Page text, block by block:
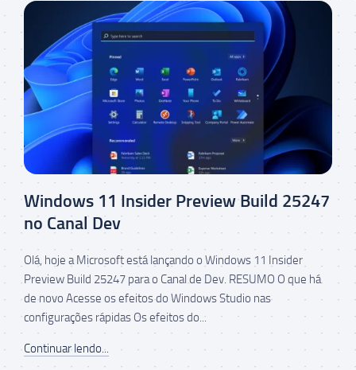
Windows 11 Insider Preview Build 25247
no Canal Dev
Olá, hoje a Microsoft está lançando o Windows 11 Insider
Preview Build 25247 para o Canal de Dev. RESUMO O que há
de novo Acesse os efeitos do Windows Studio nas
configurações rápidas Os efeitos do...
Continuar lendo...